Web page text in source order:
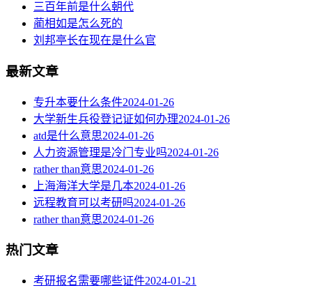
三百年前是什么朝代
蔺相如是怎么死的
刘邦亭长在现在是什么官
最新文章
专升本要什么条件2024-01-26
大学新生兵役登记证如何办理2024-01-26
atd是什么意思2024-01-26
人力资源管理是冷门专业吗2024-01-26
rather than意思2024-01-26
上海海洋大学是几本2024-01-26
远程教育可以考研吗2024-01-26
rather than意思2024-01-26
热门文章
考研报名需要哪些证件2024-01-21